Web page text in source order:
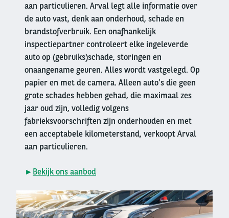
aan particulieren. Arval legt alle informatie over
de auto vast, denk aan onderhoud, schade en
brandstofverbruik. Een onafhankelijk
inspectiepartner controleert elke ingeleverde
auto op (gebruiks)schade, storingen en
onaangename geuren. Alles wordt vastgelegd. Op
papier en met de camera. Alleen auto’s die geen
grote schades hebben gehad, die maximaal zes
jaar oud zijn, volledig volgens
fabrieksvoorschriften zijn onderhouden en met
een acceptabele kilometerstand, verkoopt Arval
aan particulieren.
► Bekijk ons aanbod
Right
column